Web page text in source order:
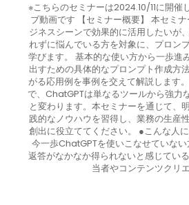
※こちらのセミナーは2024.10/11に開催
ブ動画です 【セミナー概要】 本セミ
ジネスシーンで効果的に活用したいが
れずに悩んでいる方を対象に、プロン
学びます。 基本的な使い方から一歩進
出すための具体的なプロンプト作成方
がる応用例を事例を交えて解説します
で、ChatGPTは単なるツールから強力
と変わります。本セミナーを通じて、
践的なノウハウを習得し、業務の生産
創出に役立ててください。 ●こんな人
今一歩ChatGPTを使いこなせていな
返答がなかなか得られないと感じてい
当者やコンテンツクリ